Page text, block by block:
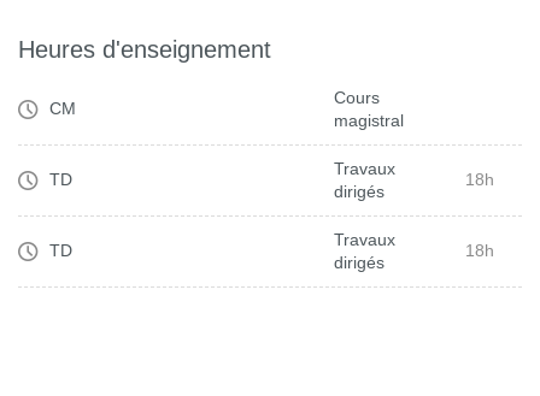
Heures d'enseignement
CM
Cours
magistral
TD
Travaux
dirigés
18h
TD
Travaux
dirigés
18h